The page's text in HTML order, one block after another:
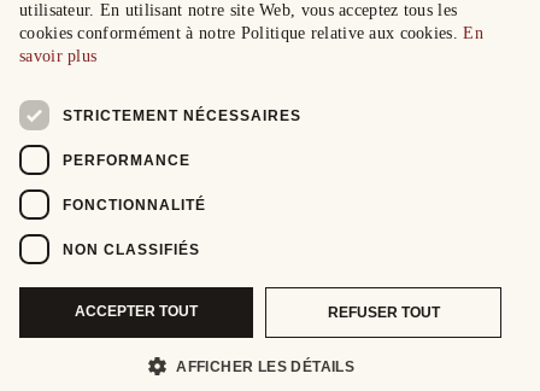
utilisateur. En utilisant notre site Web, vous acceptez tous les
cookies conformément à notre Politique relative aux cookies.En
savoir plus
STRICTEMENT NÉCESSAIRES
PERFORMANCE
FONCTIONNALITÉ
NON CLASSIFIÉS
ACCEPTER TOUT REFUSER TOUT
AFFICHER LES DÉTAILS